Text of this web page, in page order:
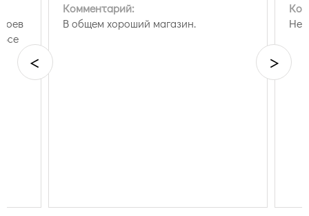
Комментарий:
В общем хороший магазин.
Нет
< >